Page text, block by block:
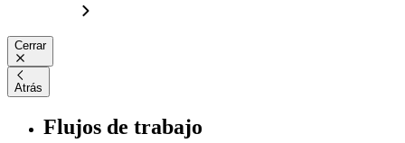
Cerrar
Atrás
Flujos de trabajo